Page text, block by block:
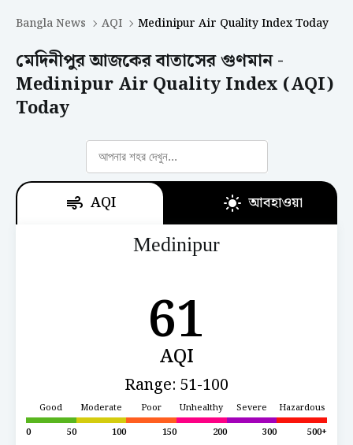
Bangla News AQI Medinipur Air Quality Index Today
মেদিনীপুর আজকের বাতাসের গুণমান -
Medinipur Air Quality Index (AQI)
Today
AQI
আবহাওয়া
Medinipur
61
AQI
Range: 51-100
Good
0
50
Moderate
100
Poor
150
Unhealthy
200
Severe
300
Hazardous
500+